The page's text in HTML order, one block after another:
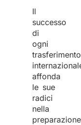
Il
successo
di
ogni
trasferimento
affonda
le sue
radici
nella